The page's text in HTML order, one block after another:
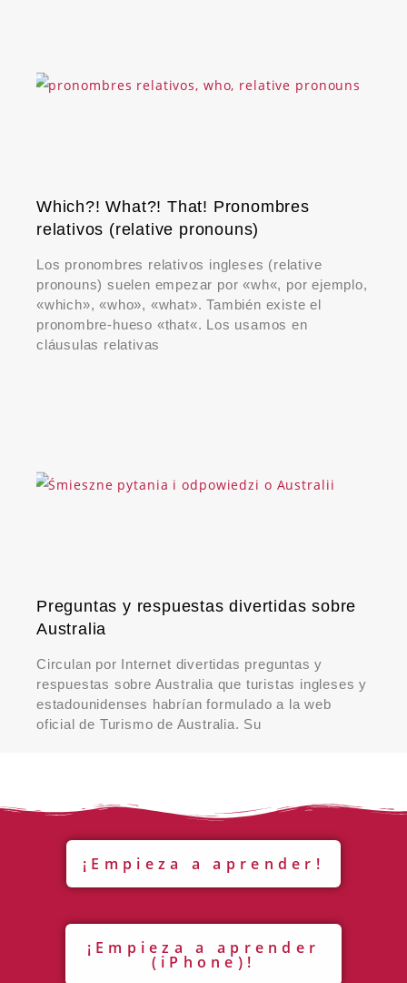
Which?! What?! That! Pronombres
relativos (relative pronouns)
Los pronombres relativos ingleses (relative
pronouns) suelen empezar por «wh«, por ejemplo,
«which», «who», «what». También existe el
pronombre-hueso «that«. Los usamos en
cláusulas relativas
Preguntas y respuestas divertidas sobre
Australia
Circulan por Internet divertidas preguntas y
respuestas sobre Australia que turistas ingleses y
estadounidenses habrían formulado a la web
oficial de Turismo de Australia. Su
¡Empieza a aprender!
¡Empieza a aprender
(iPhone)!